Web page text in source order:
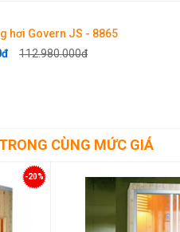
hơi Govern JS - 8865
112.980.000đ
CÙNG MỨC GIÁ
-20%